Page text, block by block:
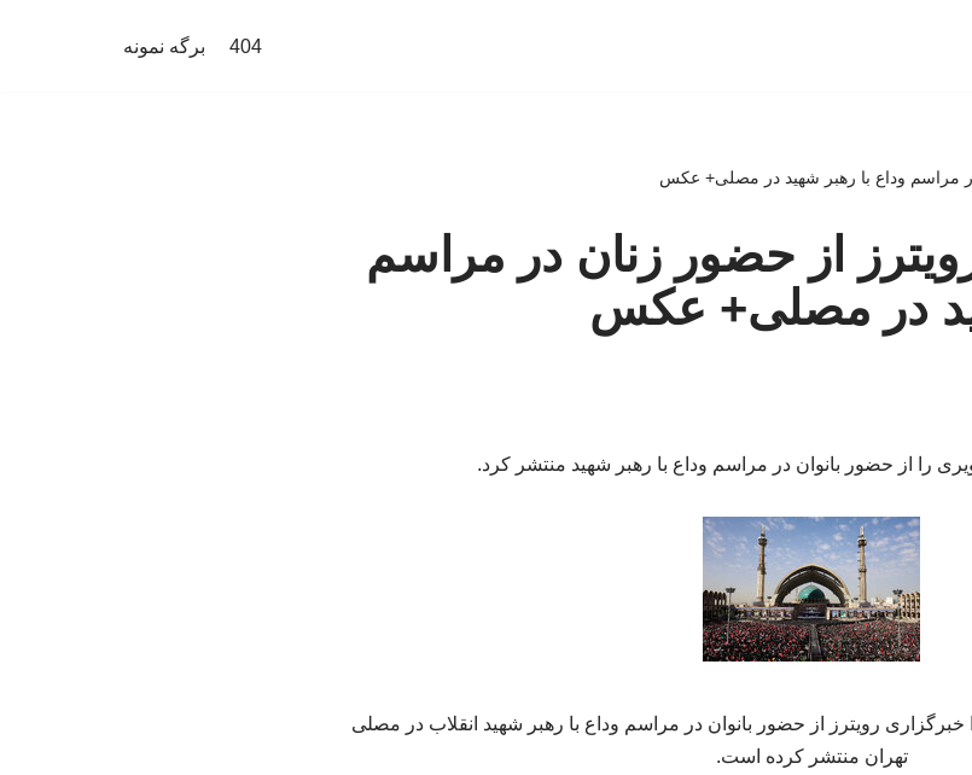
404 برگه نمونه
مراسم وداع با رهبر شهید در مصلی+ عکس
از حضور زنان در مراسم
در مصلی+ عکس
را از حضور بانوان در مراسم وداع با رهبر شهید منتشر کرد.
خبرگزاری رویترز از حضور بانوان در مراسم وداع با رهبر شهید انقلاب در مصلی
تهران منتشر کرده است.